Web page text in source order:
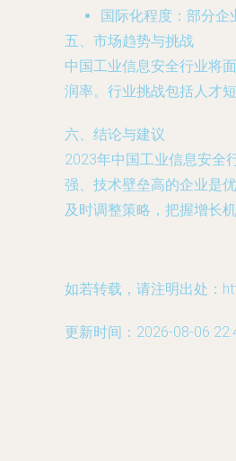
国际化程度：部分企
五、市场趋势与挑战
中国工业信息安全行业将
润率。行业挑战包括人才
六、结论与建议
2023年中国工业信息安全
强、技术壁垒高的企业是
及时调整策略，把握增长机
如若转载，请注明出处：
更新时间：2026-08-06